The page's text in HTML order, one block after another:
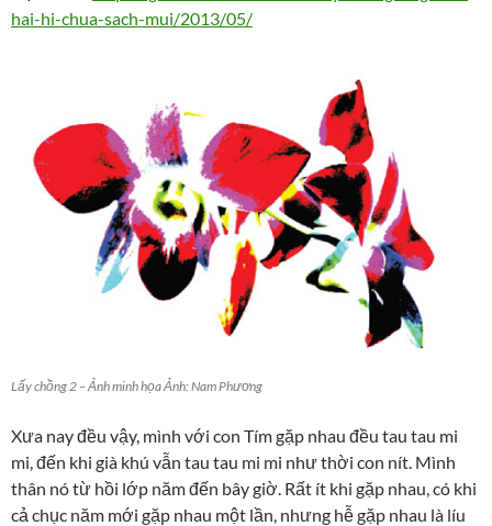
hai-hi-chua-sach-mui/2013/05/
Lấy chồng 2 – Ảnh minh họa Ảnh: Nam Phương
Xưa nay đều vậy, mình với con Tím gặp nhau đều tau tau mi
mi, đến khi già khú vẫn tau tau mi mi như thời con nít. Mình
thân nó từ hồi lớp năm đến bây giờ. Rất ít khi gặp nhau, có khi
cả chục năm mới gặp nhau một lần, nhưng hễ gặp nhau là líu